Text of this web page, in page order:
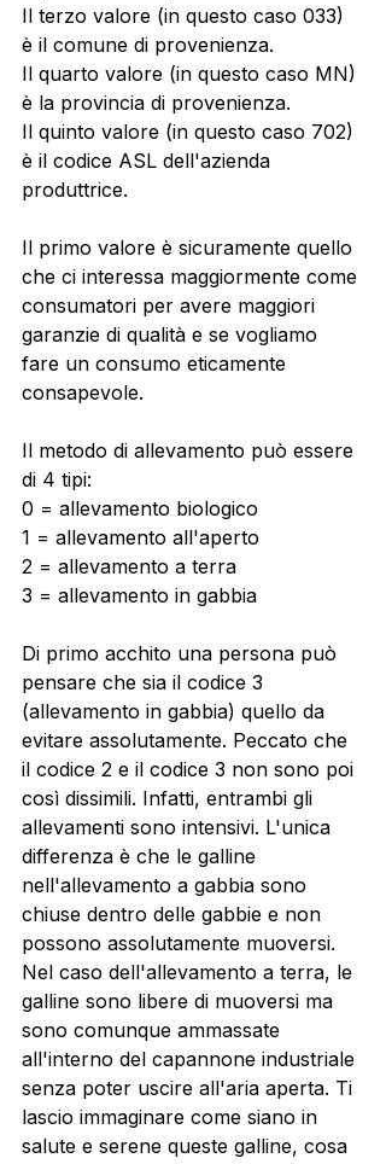
Il terzo valore (in questo caso 033)
è il comune di provenienza.
Il quarto valore (in questo caso MN)
è la provincia di provenienza.
Il quinto valore (in questo caso 702)
è il codice ASL dell'azienda
produttrice.
Il primo valore è sicuramente quello
che ci interessa maggiormente come
consumatori per avere maggiori
garanzie di qualità e se vogliamo
fare un consumo eticamente
consapevole.
Il metodo di allevamento può essere
di 4 tipi:
0 = allevamento biologico
1 = allevamento all'aperto
2 = allevamento a terra
3 = allevamento in gabbia
Di primo acchito una persona può
pensare che sia il codice 3
(allevamento in gabbia) quello da
evitare assolutamente. Peccato che
il codice 2 e il codice 3 non sono poi
così dissimili. Infatti, entrambi gli
allevamenti sono intensivi. L'unica
differenza è che le galline
nell'allevamento a gabbia sono
chiuse dentro delle gabbie e non
possono assolutamente muoversi.
Nel caso dell'allevamento a terra, le
galline sono libere di muoversi ma
sono comunque ammassate
all'interno del capannone industriale
senza poter uscire all'aria aperta. Ti
lascio immaginare come siano in
salute e serene queste galline, cosa